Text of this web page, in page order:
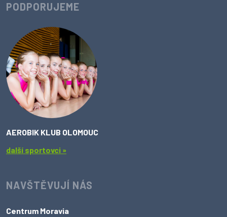
PODPORUJEME
AEROBIK KLUB OLOMOUC
další sportovci »
NAVŠTĚVUJÍ NÁS
Centrum Moravia